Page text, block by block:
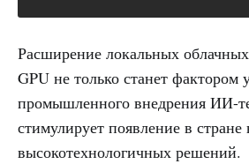
Расширение локальных
GPU не только станет фактором
промышленного внедрения ИИ-
стимулирует появление в
высокотехнологичных решений.